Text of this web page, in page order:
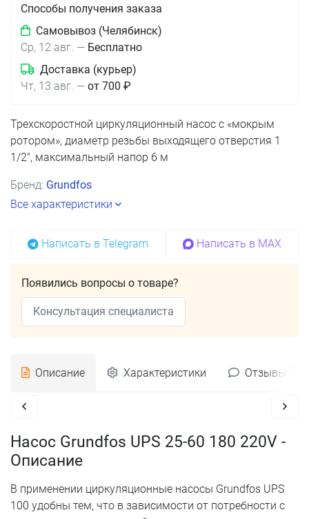
Способы получения заказа
Самовывоз (Челябинск)
Ср, 12 авг. — Бесплатно
Доставка (курьер)
Чт, 13 авг. — от 700 ₽
Трехскоростной циркуляционный насос с «мокрым
ротором», диаметр резьбы выходящего отверстия 1
1/2", максимальный напор 6 м
Бренд: Grundfos
Все характеристики
Написать в Telegram Написать в MAX
Появились вопросы о товаре?
Консультация специалиста
Описание Характеристики Отзывы
Насос Grundfos UPS 25-60 180 220V -
Описание
В применении циркуляционные насосы Grundfos UPS
100 удобны тем, что в зависимости от потребности с